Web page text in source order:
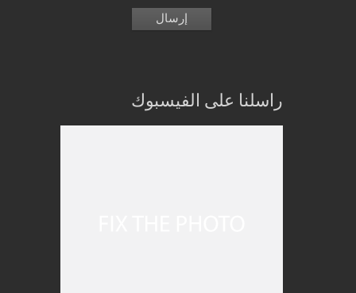
راسلنا على الفيسبوك